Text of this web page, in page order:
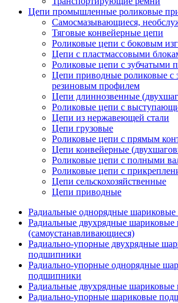
Цепи промышленные роликовые
Самосмазывающиеся,
Тяговые конвейерные цепи
Роликовые цепи с боковым
Цепи с пластмассовыми
Роликовые цепи с зубчатыми
Цепи приводные роликовые с
резиновым профилем
Цепи длиннозвенные
Роликовые цепи с
Цепи из нержавеющей стали
Цепи грузовые
Роликовые цепи с прямым
Цепи конвейерные
Роликовые цепи с полными
Роликовые цепи с
Цепи сельскохозяйственные
Цепи приводные
Радиальные однорядные
Радиальные двухрядные
(самоустанавливающиеся)
Радиально-упорные двухрядные
подшипники
Радиально-упорные однорядные
подшипники
Радиальные двухрядные
Радиально-упорные шариковые